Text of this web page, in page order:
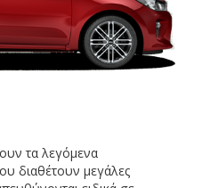
τα λεγόμενα
διαθέτουν μεγάλες